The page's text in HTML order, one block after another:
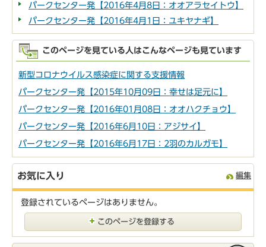
パークセンター発【2016年4月8日：オオアラセイトウ】
パークセンター発【2016年4月1日：ユキヤナギ】
このページを見ている人はこんなページも見ています
新型コロナウイルス感染症に関する支援情報
パークセンター発【2015年10月09日：幸せは足元に】
パークセンター発【2016年01月08日：オオハクチョウ】
パークセンター発【2016年6月10日：アジサイ】
パークセンター発【2016年6月17日：2羽のカルガモ】
お気に入り 編集
登録されているページはありません。
このページを登録する